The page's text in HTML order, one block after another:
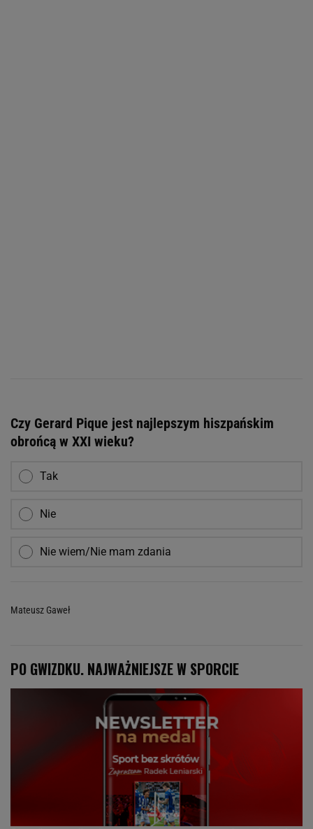
Czy Gerard Pique jest najlepszym hiszpańskim
obrońcą w XXI wieku?
Tak
Nie
Nie wiem/Nie mam zdania
Mateusz Gaweł